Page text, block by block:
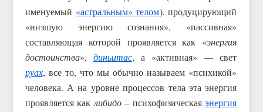
именуемый «астральным» телом), продуцирующий
«низшую энергию сознания», «пассивная»
составляющая которой проявляется как «энергия
достоинства», диньитас, а «активная» — свет
руах, все то, что мы обычно называем «психикой»
человека. А на уровне процессов тела эта энергия
проявляется как либидо– психофизическаяэнергия